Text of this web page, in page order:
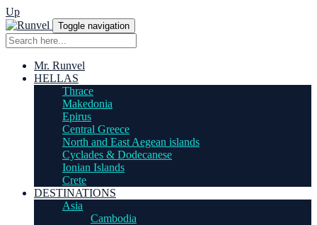
Up
Toggle navigation
Mr. Runvel
HELLAS
Thrace
Makedonia
Epirus
Central Greece
North and East Aegean islands
Cyclades & Dodecanese
Ionian Islands
Crete
DESTINATIONS
Asia
Cambodia